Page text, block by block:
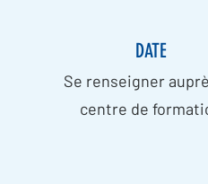
DATE
Se renseigner
centre de